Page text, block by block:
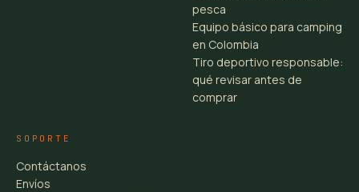
pesca
Equipo básico para camping
en Colombia
Tiro deportivo responsable:
qué revisar antes de
comprar
SOPORTE
Contáctanos
Envíos